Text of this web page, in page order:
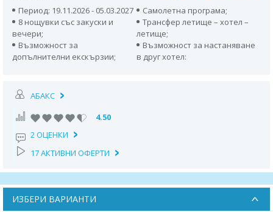
Период: 19.11.2026 - 05.03.2027
Самолетна програма;
8 нощувки със закуски и
вечери;
Трансфер летище – хотел –
летище;
Възможност за
допълнителни екскързии;
Възможност за настаняване
в друг хотел:
АБАКС
4.50
2 ОЦЕНКИ
17 АКТИВНИ ОФЕРТИ
ИЗБЕРИ ВАРИАНТИ